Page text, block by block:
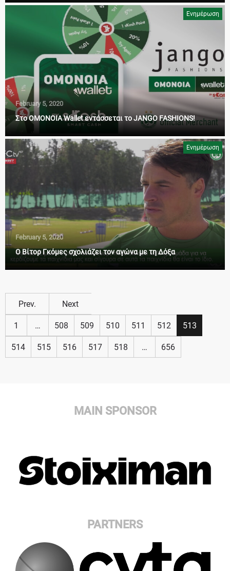
Ενημέρωση
February 5, 2020
Στο OMONOIA Wallet εντάσσεται το JANGO FASHIONS!
Ενημέρωση
February 5, 2020
Ο Βίτορ Γκόμες σχολιάζει τον αγώνα με τη Δόξα
Prev. Next
1 … 508 509 510 511 512 513
514 515 516 517 518 … 656
MAIN SPONSOR
PARTNERS